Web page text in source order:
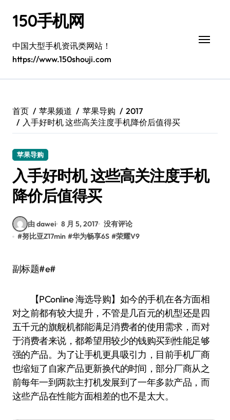
150手机网
中国大型手机资讯类网站！
https://www.150shouji.com
首页 苹果频道 苹果导购
2017
入手好时机 这些高关注度手机降价后值得买
苹果导购
入手好时机 这些高关注度手机
降价后值得买
由 dawei 8 月 5, 2017 没有评论
#努比亚Z17min #华为畅享6S #荣耀V9
副标题#e#
【PConline 海选导购】如今的手机在各方面相
对之前都有较大提升，不管是几百元的机型还是四
五千元的旗舰机都能满足消费者的使用需求，而对
于消费者来说，都希望用较少的钱购买到性能足够
强的产品。为了让手机更具吸引力，目前手机厂商
也缩短了自家产品更新换代的时间，部分厂商从之
前每年一到两款主打机发展到了一年多款产品，而
这些产品在性能方面相差的也不是太大。